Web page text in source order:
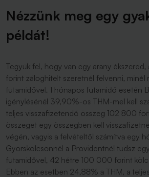
Nézzünk meg egy
példát!
Tegyük fel, hogy van egy arany
forint záloghitelt szeretnél felvenni, minél
futamidővel. 1 hónapos futamidő esetén
igénylésénél 39,90%-os THM-mel kell
teljes visszafizetendő összeg 102 800
összeget egy összegben kell
végén, vagyis a felvételtől számítva egy
Gyorskölcsönnél a Providentnél tudsz
futamidővel, 42 hétre 100 000 forint
Ebben az esetben 24,88% a THM, a